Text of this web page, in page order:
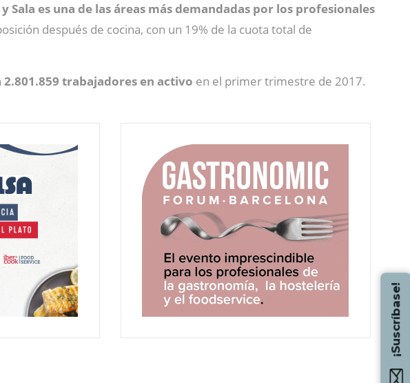
Sala es una de las áreas más demandadas por los profesionales
después de cocina, con un 19% de la cuota total de
2.801.859 trabajadores en activo en el primer trimestre de 2017.
¡Suscríbase!